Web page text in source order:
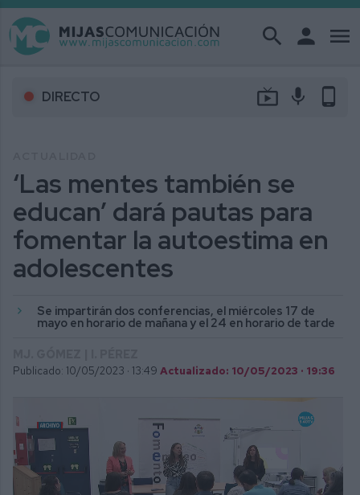
search person menu
DIRECTO live_tv mic phone_android
‘Las mentes también se
educan’ dará pautas para
fomentar la autoestima en
adolescentes
Se impartirán dos conferencias, el miércoles 17 de
mayo en horario de mañana y el 24 en horario de tarde
Publicado: 10/05/2023 · 13:49 Actualizado: 10/05/2023 · 19:36